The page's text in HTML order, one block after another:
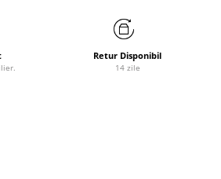
Retur Disponibil
14 zile